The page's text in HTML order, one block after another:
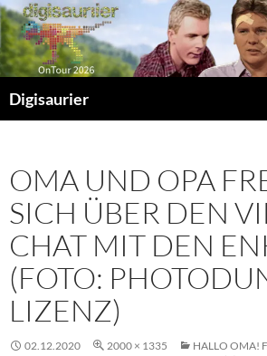
Zum
Inhalt
springen
Digisaurier
OMA UND OPA
SICH ÜBER DEN
CHAT MIT DEN
(FOTO:
LIZENZ)
02.12.2020 2000 × 1335
HALLO OMA!